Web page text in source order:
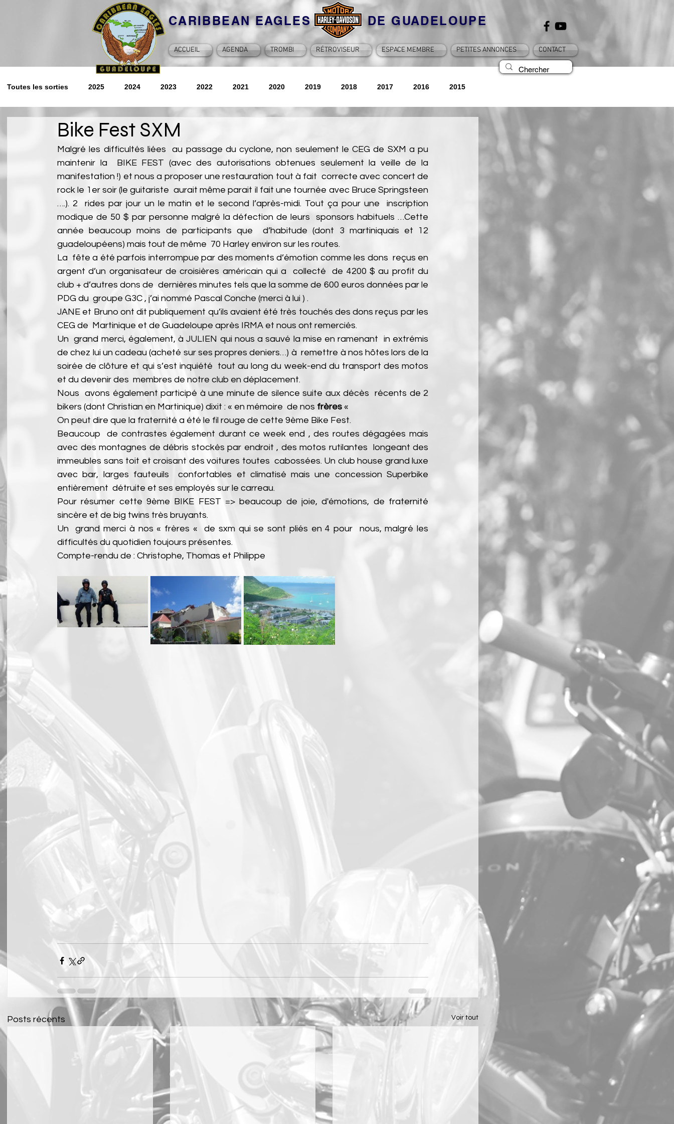
CARIBBEAN EAGLES DE GUADELOUPE
ACCUEIL AGENDA TROMBI RÉTROVISEUR ESPACE MEMBRE PETITES ANNONCES CONTACT
Toutes les sorties 2025 2024 2023 2022 2021 2020 2019 2018 2017 2016 2015
2013 2012 Souvenirs
Bike Fest SXM
Malgré les difficultés liées  au passage du cyclone, non seulement le CEG de SXM a pu
maintenir la  BIKE FEST (avec des autorisations obtenues seulement la veille de la
manifestation !) et nous a proposer une restauration tout à fait  correcte avec concert de
rock le 1er soir (le guitariste  aurait même parait il fait une tournée avec Bruce Springsteen
….). 2  rides par jour un le matin et le second l’après-midi. Tout ça pour une  inscription
modique de 50 $ par personne malgré la défection de leurs  sponsors habituels …Cette
année beaucoup moins de participants que  d’habitude (dont 3 martiniquais et 12
guadeloupéens) mais tout de même  70 Harley environ sur les routes.
La  fête a été parfois interrompue par des moments d’émotion comme les dons  reçus en
argent d’un organisateur de croisières américain qui a  collecté  de 4200 $ au profit du
club + d’autres dons de  dernières minutes tels que la somme de 600 euros données par le
PDG du  groupe G3C , j’ai nommé Pascal Conche (merci à lui ) .
JANE et Bruno ont dit publiquement qu’ils avaient été très touchés des dons reçus par les
CEG de  Martinique et de Guadeloupe après IRMA et nous ont remerciés.
Un  grand merci, également, à JULIEN qui nous a sauvé la mise en ramenant  in extrémis
de chez lui un cadeau (acheté sur ses propres deniers…) à  remettre à nos hôtes lors de la
soirée de clôture et qui s’est inquiété  tout au long du week-end du transport des motos
et du devenir des  membres de notre club en déplacement.
Nous  avons également participé à une minute de silence suite aux décès  récents de 2
bikers (dont Christian en Martinique) dixit : « en mémoire  de nos frères «
On peut dire que la fraternité a été le fil rouge de cette 9ème Bike Fest.
Beaucoup  de contrastes également durant ce week end , des routes dégagées mais
avec des montagnes de débris stockés par endroit , des motos rutilantes  longeant des
immeubles sans toit et croisant des voitures toutes  cabossées. Un club house grand luxe
avec bar, larges fauteuils  confortables et climatisé mais une concession Superbike
entièrement  détruite et ses employés sur le carreau.
Pour résumer cette 9ème BIKE FEST => beaucoup de joie, d'émotions, de fraternité
sincère et de big twins très bruyants.
Un  grand merci à nos « frères «  de sxm qui se sont pliés en 4 pour  nous, malgré les
difficultés du quotidien toujours présentes.
Compte-rendu de : Christophe, Thomas et Philippe
Posts récents Voir tout